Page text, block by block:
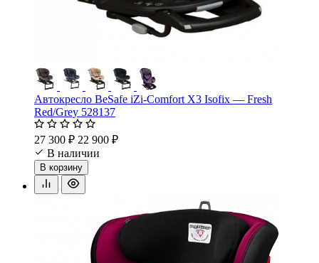
Автокресло BeSafe iZi-Comfort X3 Isofix — Fresh
Red/Grey 528137
27 300 ₽ 22 900 ₽
В наличии
В корзину